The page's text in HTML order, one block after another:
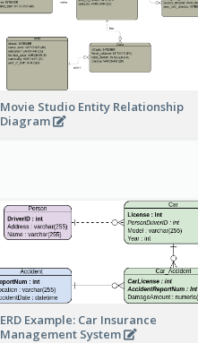
Movie Studio Entity Relationship
Diagram
ERD Example: Car Insurance
Management System